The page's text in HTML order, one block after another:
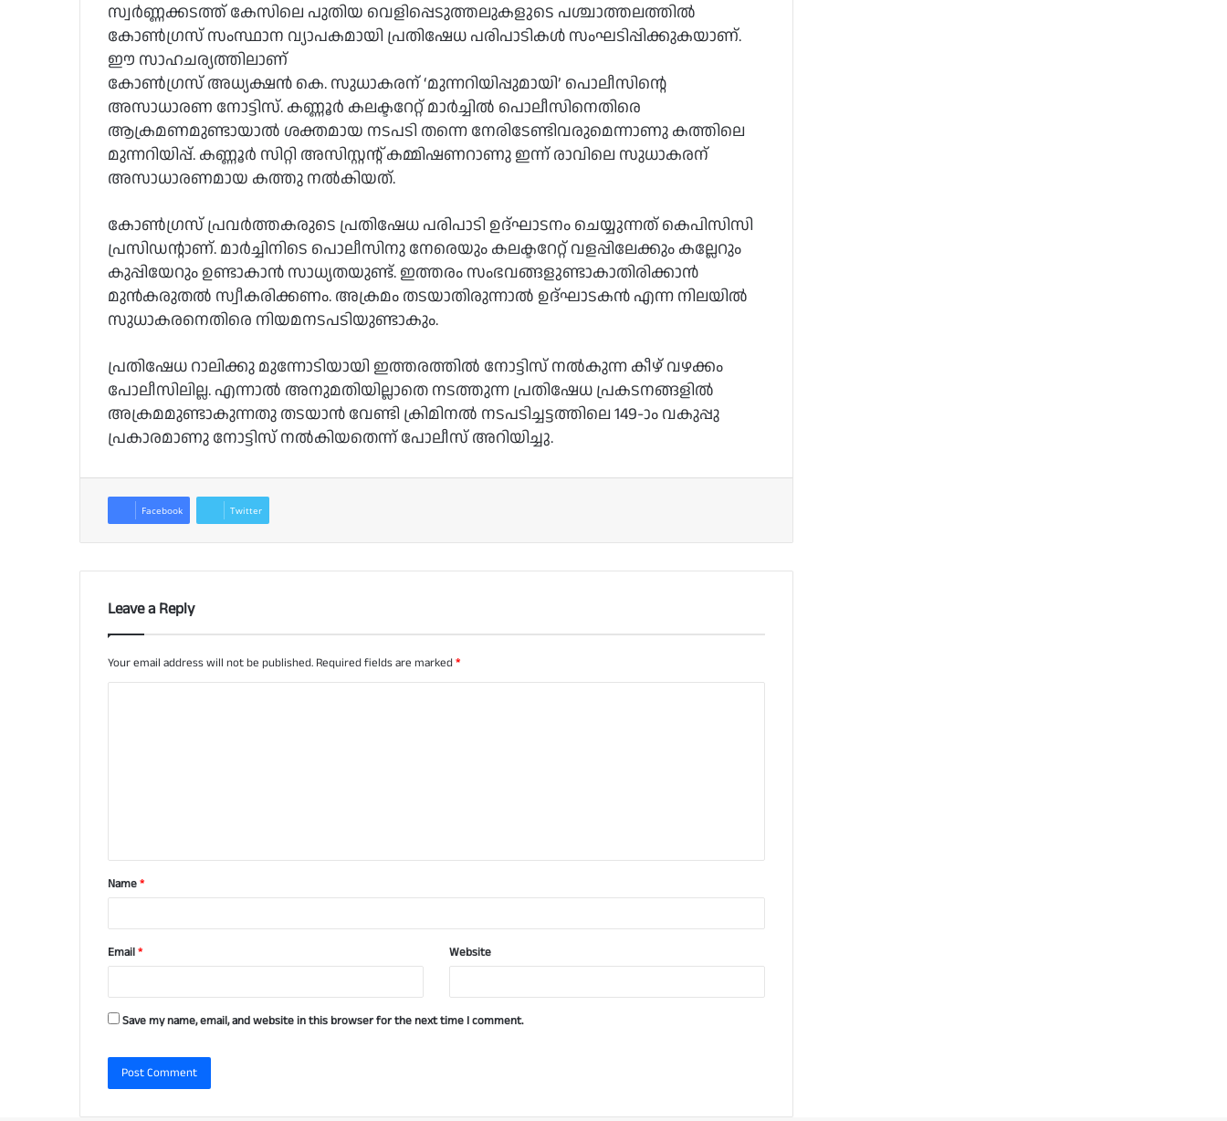
സ്വര്‍ണ്ണക്കടത്ത് കേസിലെ പുതിയ വെളിപ്പെടുത്തലുകളുടെ പശ്ചാത്തലത്തില്‍
കോണ്‍ഗ്രസ് സംസ്ഥാന വ്യാപകമായി പ്രതിഷേധ പരിപാടികള്‍ സംഘടിപ്പിക്കുകയാണ്.
ഈ സാഹചര്യത്തിലാണ്
കോണ്‍ഗ്രസ് അധ്യക്ഷന്‍ കെ. സുധാകരന് ‘മുന്നറിയിപ്പുമായി’ പൊലീസിന്റെ
അസാധാരണ നോട്ടിസ്. കണ്ണൂര്‍ കലക്ടറേറ്റ് മാര്‍ച്ചില്‍ പൊലീസിനെതിരെ
ആക്രമണമുണ്ടായാല്‍ ശക്തമായ നടപടി തന്നെ നേരിടേണ്ടിവരുമെന്നാണു കത്തിലെ
മുന്നറിയിപ്പ്. കണ്ണൂര്‍ സിറ്റി അസിസ്റ്റന്റ് കമ്മിഷണറാണു ഇന്ന് രാവിലെ സുധാകരന്
അസാധാരണമായ കത്തു നല്‍കിയത്.
കോണ്‍ഗ്രസ് പ്രവര്‍ത്തകരുടെ പ്രതിഷേധ പരിപാടി ഉദ്ഘാടനം ചെയ്യുന്നത് കെപിസിസി
പ്രസിഡന്റാണ്. മാര്‍ച്ചിനിടെ പൊലീസിനു നേരെയും കലക്ടറേറ്റ് വളപ്പിലേക്കും കല്ലേറും
കുപ്പിയേറും ഉണ്ടാകാന്‍ സാധ്യതയുണ്ട്. ഇത്തരം സംഭവങ്ങളുണ്ടാകാതിരിക്കാന്‍
മുന്‍കരുതല്‍ സ്വീകരിക്കണം. അക്രമം തടയാതിരുന്നാല്‍ ഉദ്ഘാടകന്‍ എന്ന നിലയില്‍
സുധാകരനെതിരെ നിയമനടപടിയുണ്ടാകും.
പ്രതിഷേധ റാലിക്കു മുന്നോടിയായി ഇത്തരത്തില്‍ നോട്ടിസ് നല്‍കുന്ന കീഴ് വഴക്കം
പോലീസിലില്ല. എന്നാല്‍ അനുമതിയില്ലാതെ നടത്തുന്ന പ്രതിഷേധ പ്രകടനങ്ങളില്‍
അക്രമമുണ്ടാകുന്നതു തടയാന്‍ വേണ്ടി ക്രിമിനല്‍ നടപടിച്ചട്ടത്തിലെ 149-ാം വകുപ്പു
പ്രകാരമാണു നോട്ടിസ് നല്‍കിയതെന്ന് പോലീസ് അറിയിച്ചു.
Facebook Twitter
Leave a Reply
Your email address will not be published. Required fields are marked*
t
*Name*
Email* Website
Save my name, email, and website in this browser for the next time I comment.